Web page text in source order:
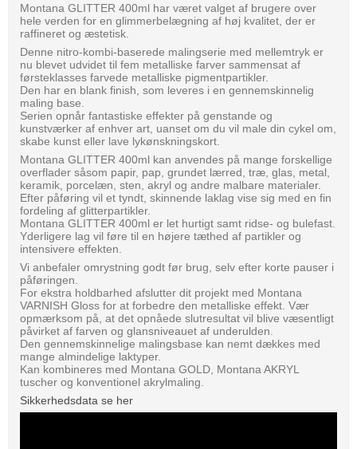
Montana GLITTER 400ml har været valget af brugere over
hele verden for en glimmerbelægning af høj kvalitet, der er
raffineret og æstetisk.
Denne nitro-kombi-baserede malingserie med mellemtryk er
nu blevet udvidet til fem metalliske farver sammensat af
førsteklasses farvede metalliske pigmentpartikler.
Den har en blank finish, som leveres i en gennemskinnelig
maling base.
Serien opnår fantastiske effekter på genstande og
kunstværker af enhver art, uanset om du vil male din cykel om,
skabe kunst eller lave lykønskningskort.
Montana GLITTER 400ml kan anvendes på mange forskellige
overflader såsom papir, pap, grundet lærred, træ, glas, metal,
keramik, porcelæn, sten, akryl og andre malbare materialer.
Efter påføring vil et tyndt, skinnende laklag vise sig med en fin
fordeling af glitterpartikler.
Montana GLITTER 400ml er let hurtigt samt ridse- og bulefast.
Yderligere lag vil føre til en højere tæthed af partikler og
intensivere effekten.
Vi anbefaler omrystning godt før brug, selv efter korte pauser i
påføringen.
For ekstra holdbarhed afslutter dit projekt med Montana
VARNISH Gloss for at forbedre den metalliske effekt. Vær
opmærksom på, at det opnåede slutresultat vil blive væsentligt
påvirket af farven og glansniveauet af underulden.
Den gennemskinnelige malingsbase kan nemt dækkes med
mange almindelige laktyper.
Kan kombineres med Montana GOLD, Montana AKRYL
tuscher og konventionel akrylmaling.
Sikkerhedsdata se her